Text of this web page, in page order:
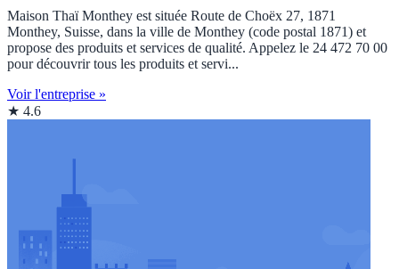
Maison Thaï Monthey est située Route de Choëx 27, 1871
Monthey, Suisse, dans la ville de Monthey (code postal 1871) et
propose des produits et services de qualité. Appelez le 24 472 70 00
pour découvrir tous les produits et servi...
Voir l'entreprise »
★ 4.6